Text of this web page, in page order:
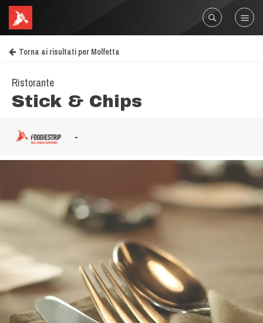
Torna ai risultati per Molfetta
Ristorante
Stick & Chips
-